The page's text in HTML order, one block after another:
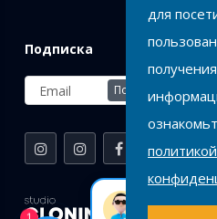
Подписка
Подписаться
1
для
политикой